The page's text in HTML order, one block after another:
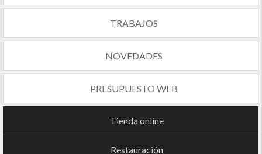
TRABAJOS
NOVEDADES
PRESUPUESTO WEB
Tienda online
Restauración